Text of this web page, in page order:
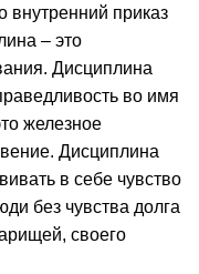
внутренний приказ
– это
Дисциплина
во имя
железное
Дисциплина
в себе чувство
без чувства долга
своего